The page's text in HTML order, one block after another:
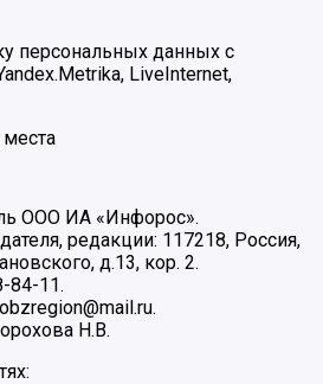
персональных данных с
LiveInternet,
ООО ИА «Инфорос».
редакции: 117218, Россия,
д.13, кор. 2.
84-11.
Н.В.